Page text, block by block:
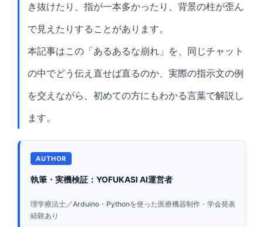
き抜けたり、指が一本多かったり、背景の柱が歪ん
で見えたりすることがあります。
本記事はこの「あるあるな崩れ」を、同じチャット
の中でどう伝え直せば直るのか、実際の指示文の例
を交えながら、初めての方にもわかる言葉で解説し
ます。
執筆・実機検証：YOFUKASI AI運営者
理学療法士／Arduino・Pythonを使った医療機器制作・学会発表
経験あり